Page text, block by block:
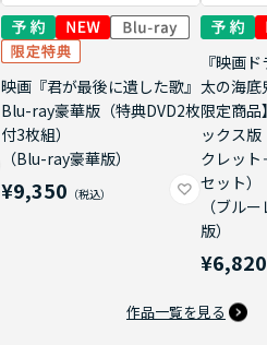
映画『君が最後に遺した歌』
Blu-ray豪華版（特典DVD2枚
付3枚組）
（Blu-ray豪華版）
¥9,350
『映画
太の海底
限定商品
ックス
クレッ
セット）
（ブル
版）
¥6,820
作品一覧を見る